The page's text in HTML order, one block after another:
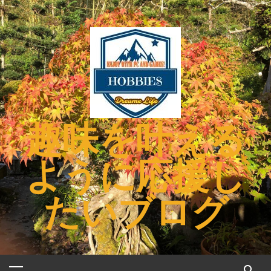
コ
ン
テ
ン
ツ
へ
ス
キ
ッ
プ
趣味を叶える
ように応援し
たいブログ